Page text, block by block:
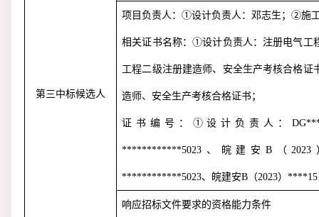
第三中标候选人
项目负责人：①设计负责人：邓志生；②施
相关证书名称：①设计负责人：注册电气工
工程二级注册建造师、安全生产考核合格
造师、安全生产考核合格证书；
证书编号：①设计负责人：
************5023 、皖建安 B（ 2023
************5023、皖建安B （2023）
响应招标文件要求的资格能力条件